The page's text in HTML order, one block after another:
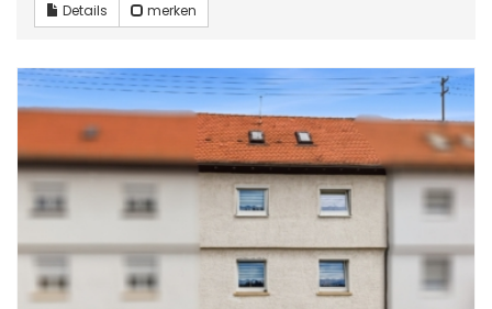
Details merken